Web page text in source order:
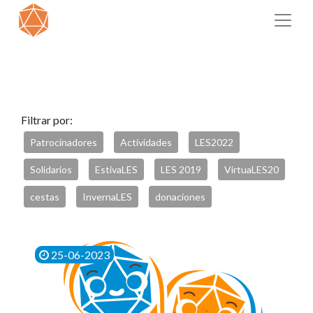
Filtrar por:
Patrocinadores Actividades LES2022
Solidarios EstivaLES LES 2019 VirtuaLES20
cestas InvernaLES donaciones
25-06-2023